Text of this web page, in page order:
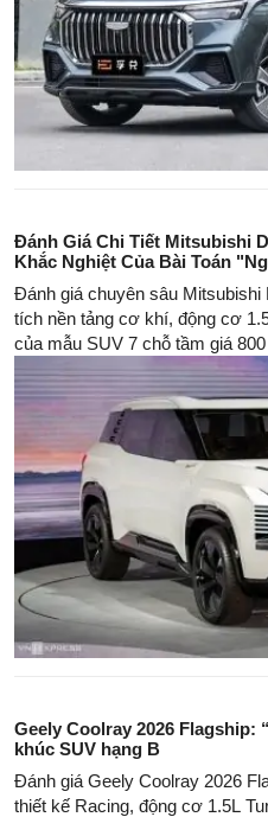
Đánh Giá Chi Tiết Mitsubishi
Khắc Nghiệt Của Bài Toán
Đánh giá chuyên sâu Mitsubishi
tích nền tảng cơ khí, động cơ
của mẫu SUV 7 chỗ tầm giá
Geely Coolray 2026 Flagship:
khúc SUV hạng B
Đánh giá Geely Coolray 2026
thiết kế Racing, động cơ 1.5L